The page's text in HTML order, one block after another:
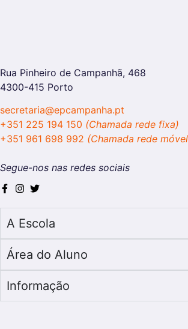
Rua Pinheiro de Campanhã, 468
4300-415 Porto
secretaria@epcampanha.pt
+351 225 194 150 (Chamada rede fixa)
+351 961 698 992 (Chamada rede
Segue-nos nas redes sociais
A Escola
Área do Aluno
Informação